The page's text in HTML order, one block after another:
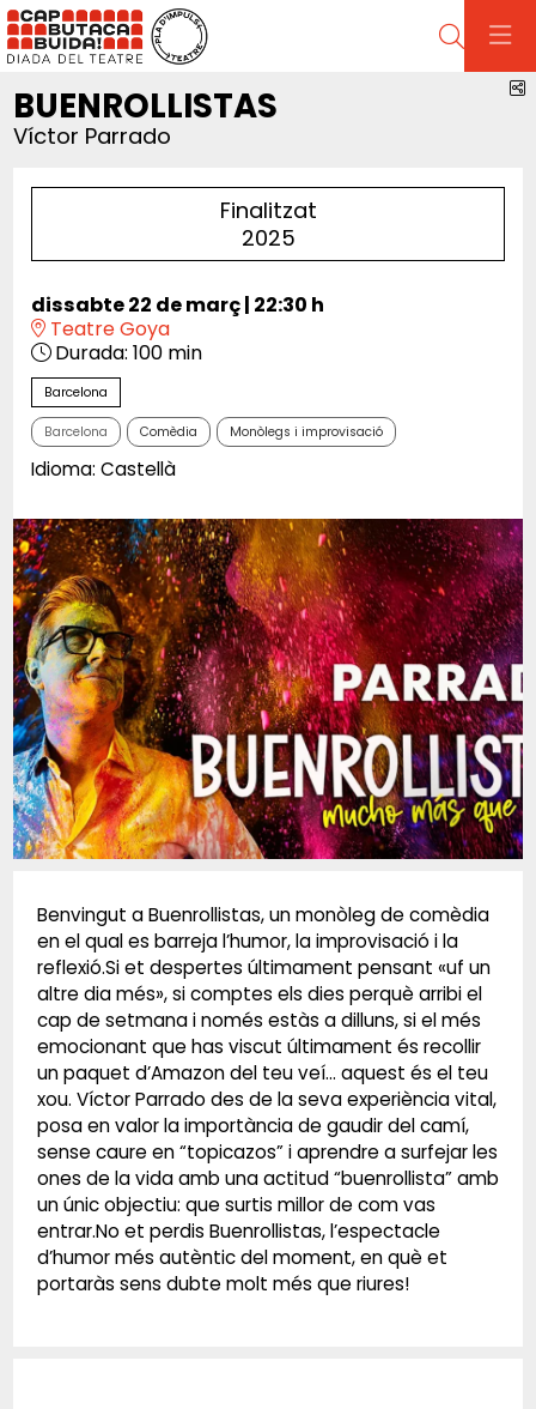
Cerca
BUENROLLISTAS
Víctor Parrado
Finalitzat
2025
dissabte 22 de març| 22:30 h
Teatre Goya
Durada: 100 min
Barcelona
Barcelona Comèdia Monòlegs i improvisació
Idioma: Castellà
Benvingut a Buenrollistas, un monòleg de comèdia
en el qual es barreja l’humor, la improvisació i la
reflexió.Si et despertes últimament pensant «uf un
altre dia més», si comptes els dies perquè arribi el
cap de setmana i només estàs a dilluns, si el més
emocionant que has viscut últimament és recollir
un paquet d’Amazon del teu veí… aquest és el teu
xou. Víctor Parrado des de la seva experiència vital,
posa en valor la importància de gaudir del camí,
sense caure en “topicazos” i aprendre a surfejar les
ones de la vida amb una actitud “buenrollista” amb
un únic objectiu: que surtis millor de com vas
entrar.No et perdis Buenrollistas, l’espectacle
d’humor més autèntic del moment, en què et
portaràs sens dubte molt més que riures!